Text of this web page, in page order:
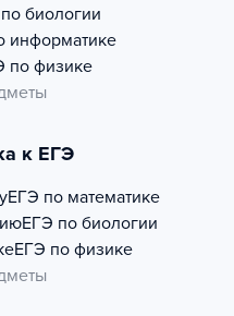
биологии
информатике
по физике
к ЕГЭ
ЕГЭ по математике
ЕГЭ по биологии
ЕГЭ по физике